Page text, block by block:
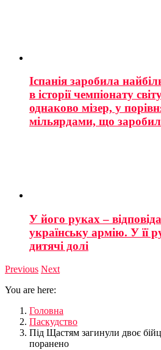
Іспанія заробила
в історії чемпіонату
однаково мізер, у
мільярдами, що
У його руках –
українську армію. У її
дитячі долі
Previous Next
You are here:
Головна
Паскудство
Під Щастям загинули двоє
поранено